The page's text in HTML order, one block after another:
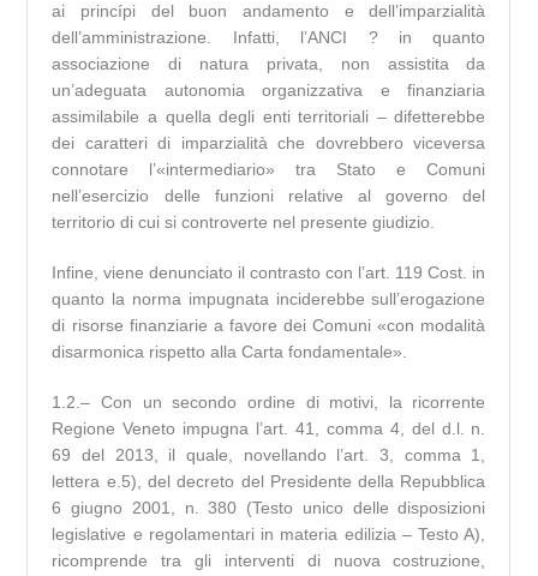
ai princípi del buon andamento e dell’imparzialità
dell’amministrazione. Infatti, l’ANCI ? in quanto
associazione di natura privata, non assistita da
un’adeguata autonomia organizzativa e finanziaria
assimilabile a quella degli enti territoriali – difetterebbe
dei caratteri di imparzialità che dovrebbero viceversa
connotare l’«intermediario» tra Stato e Comuni
nell’esercizio delle funzioni relative al governo del
territorio di cui si controverte nel presente giudizio.
Infine, viene denunciato il contrasto con l’art. 119 Cost. in
quanto la norma impugnata inciderebbe sull’erogazione
di risorse finanziarie a favore dei Comuni «con modalità
disarmonica rispetto alla Carta fondamentale».
1.2.– Con un secondo ordine di motivi, la ricorrente
Regione Veneto impugna l’art. 41, comma 4, del d.l. n.
69 del 2013, il quale, novellando l’art. 3, comma 1,
lettera e.5), del decreto del Presidente della Repubblica
6 giugno 2001, n. 380 (Testo unico delle disposizioni
legislative e regolamentari in materia edilizia – Testo A),
ricomprende tra gli interventi di nuova costruzione,